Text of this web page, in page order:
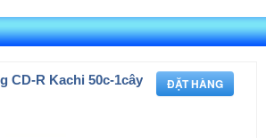
CD-R Kachi 50c-1cây